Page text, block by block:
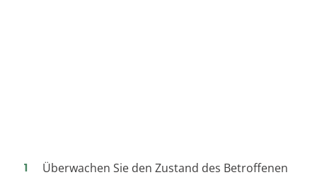
Überwachen Sie den Zustand des Betroffenen